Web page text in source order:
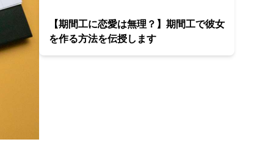
【期間工に恋愛は無理？】期間工で彼女
を作る方法を伝授します